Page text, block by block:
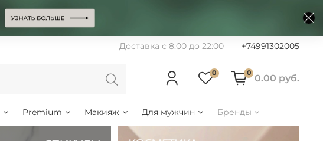
Доставка с 8:00 до 22:00 +74991302005
0 0 0.00 руб.
Premium Макияж Для мужчин Бренды